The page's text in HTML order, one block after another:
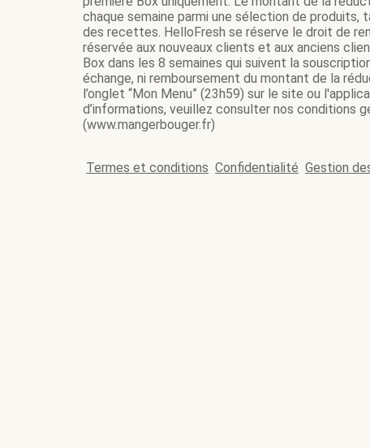
chaque semaine parmi une sélection de
des recettes. HelloFresh se réserve le droit de
réservée aux nouveaux clients et aux anciens
Box dans les 8 semaines qui suivent la
échange, ni remboursement du montant de la
l’onglet “Mon Menu” (23h59) sur le site ou
d’informations, veuillez consulter nos conditions
(www.mangerbouger.fr)
Termes et conditions Confidentialité Gestion